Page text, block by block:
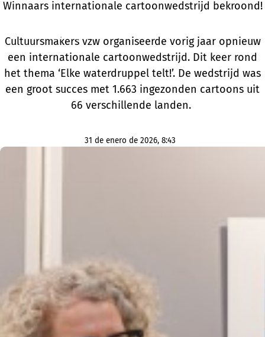
Winnaars internationale cartoonwedstrijd bekroond!
Cultuursmakers vzw organiseerde vorig jaar opnieuw
een internationale cartoonwedstrijd. Dit keer rond
het thema ‘Elke waterdruppel telt!’. De wedstrijd was
een groot succes met 1.663 ingezonden cartoons uit
66 verschillende landen.
31 de enero de 2026, 8:43